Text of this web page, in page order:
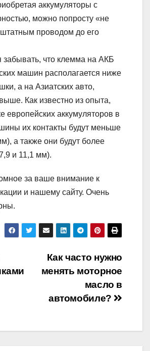
аккумуляторы с
можно попросту «не
штатным проводом до его
забывать, что клемма на АКБ
машин располагается ниже
а на Азиатских авто,
Как известно из опыта,
европейских аккумуляторов в
их контакты будут меньше
а также они будут более
и 11,1 мм).
за ваше внимание к
и нашему сайту. Очень
Как часто нужно
менять моторное
масло в
автомобиле?